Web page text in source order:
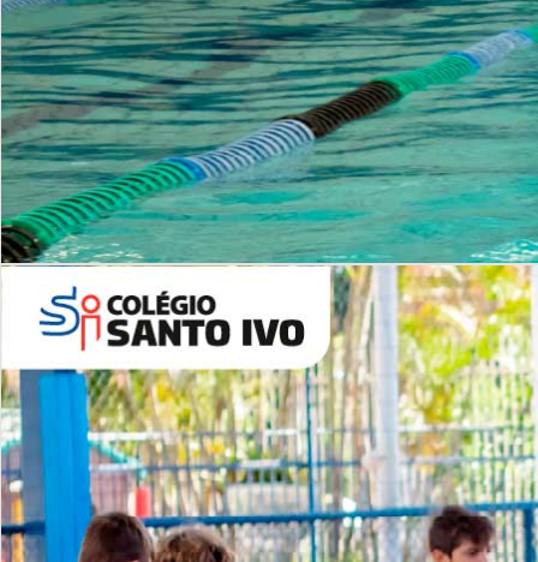
Período Integral | Saiba mais
INSTITUCIONAL
Lista de vídeos